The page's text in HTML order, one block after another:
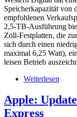
Speicherkapazität von
empfohlenen
2,5-TB-Ausführung
Zoll-Festplatten, die
sich durch einen
maximal 6,25 Watt),
leisen Betrieb
Weiterlesen
Apple:
Express